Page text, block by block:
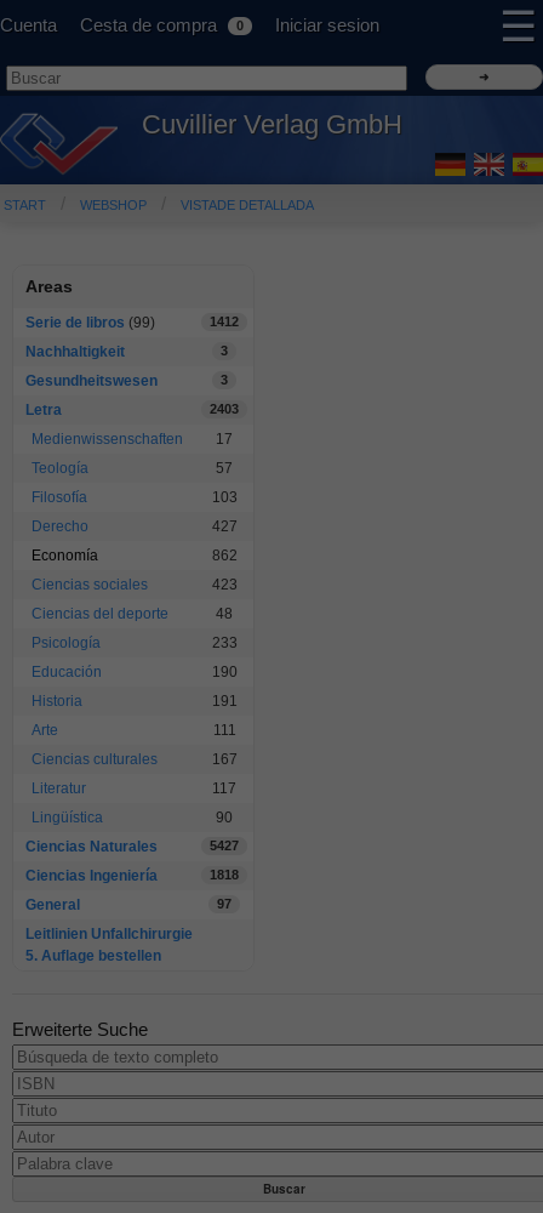
Cuenta Cesta de compra 0 Iniciar sesion ☰
Cuvillier Verlag GmbH
START WEBSHOP VISTADE DETALLADA
Areas
Serie de libros (99) 1412
Nachhaltigkeit 3
Gesundheitswesen 3
Letra 2403
Medienwissenschaften
17
Teología
57
Filosofía
103
Derecho
427
Economía
862
Ciencias sociales
423
Ciencias del deporte
48
Psicología
233
Educación
190
Historia
191
Arte
111
Ciencias culturales
167
Literatur
117
Lingüística
90
Ciencias Naturales
5427
Ciencias Ingeniería 1818
General 97
Leitlinien Unfallchirurgie
5. Auflage bestellen
Erweiterte Suche